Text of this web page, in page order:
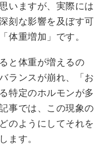
いますが、実際には
刻な影響を及ぼす可
体重増加」です。
と体重が増えるの
ランスが崩れ、「お
特定のホルモンが多
事では、この現象の
のようにしてそれを
ます。